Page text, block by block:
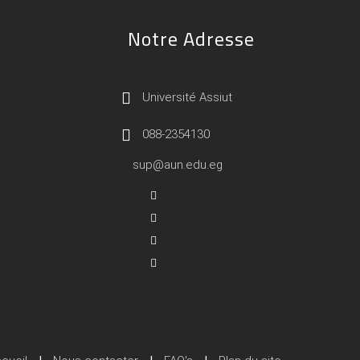
Notre Adresse
Université Assiut
088-2354130
sup@aun.edu.eg